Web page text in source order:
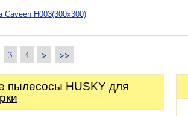
Caveen H003(300х300)
3 4 > >>
пылесосы HUSKY для